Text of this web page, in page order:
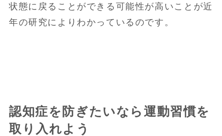
状態に戻ることができる可能性が高いことが近
年の研究によりわかっているのです。
認知症を防ぎたいなら運動習慣を
取り入れよう